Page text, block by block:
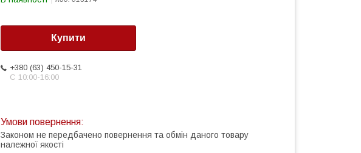
Купити
+380 (63) 450-15-31
С 10:00-16:00
Законом не передбачено повернення та обмін даного товару
належної якості